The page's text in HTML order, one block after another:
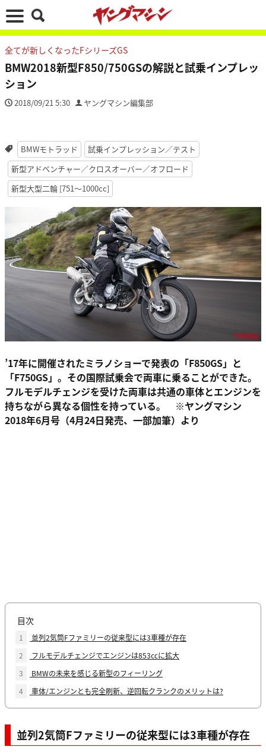
全てが新しくなったFシリーズGS
BMW2018新型F850/750GSの解説と試乗インプレッ
ション
2018/09/21 5:30 ヤングマシン編集部
BMWモトラッド
試乗インプレッション／テスト
新型アドベンチャー／クロスオーバー／オフロード
新型大型二輪 [751〜1000cc]
’17年に開催されたミラノショーで発表の「F850GS」と
「F750GS」。その国際試乗会で両車に乗ることができた。
フルモデルチェンジを受けた両車は共通の車体とエンジンを
持ちながら異なる個性を持っている。 ※ヤングマシン
2018年6月号（4月24日発売、一部加筆）より
目次
1
並列2気筒Fファミリーの従来型には3車種が存在
2
フルモデルチェンジでエンジンは853㏄に拡大
3
BMWの未来を感じる新型のフィーリング
4
車体/エンジンとも完全刷新、逆回転クランクのメリットは?
並列2気筒Fファミリーの従来型には3車種が存在